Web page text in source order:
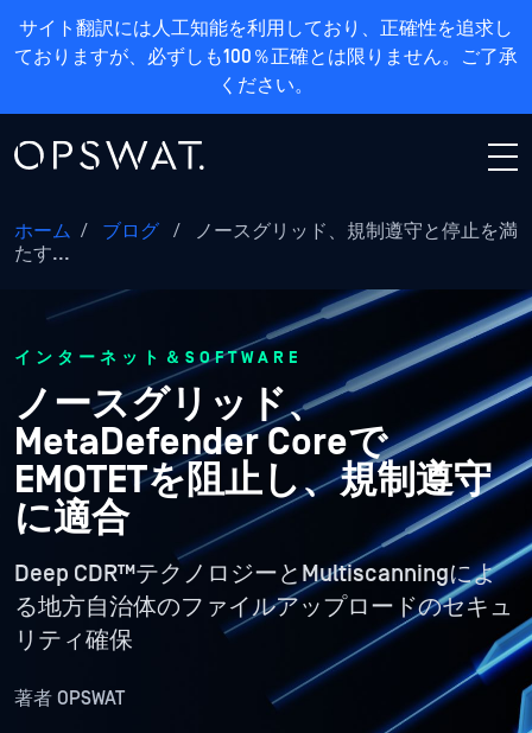
サイト翻訳には人工知能を利用しており、正確性を追求し
ておりますが、必ずしも100％正確とは限りません。ご了承
ください。
ホーム / ブログ /
ノースグリッド、規制遵守と停止を満
たす...
インターネット＆SOFTWARE
ノースグリッド、
MetaDefender Coreで
EMOTETを阻止し、規制遵守
に適合
Deep CDR™テクノロジーとMultiscanningによ
る地方自治体のファイルアップロードのセキュ
リティ確保
著者 OPSWAT